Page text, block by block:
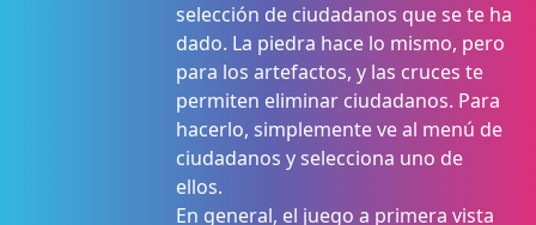
selección de ciudadanos que se te ha
dado. La piedra hace lo mismo, pero
para los artefactos, y las cruces te
permiten eliminar ciudadanos. Para
hacerlo, simplemente ve al menú de
ciudadanos y selecciona uno de
ellos.
En general, el juego a primera vista